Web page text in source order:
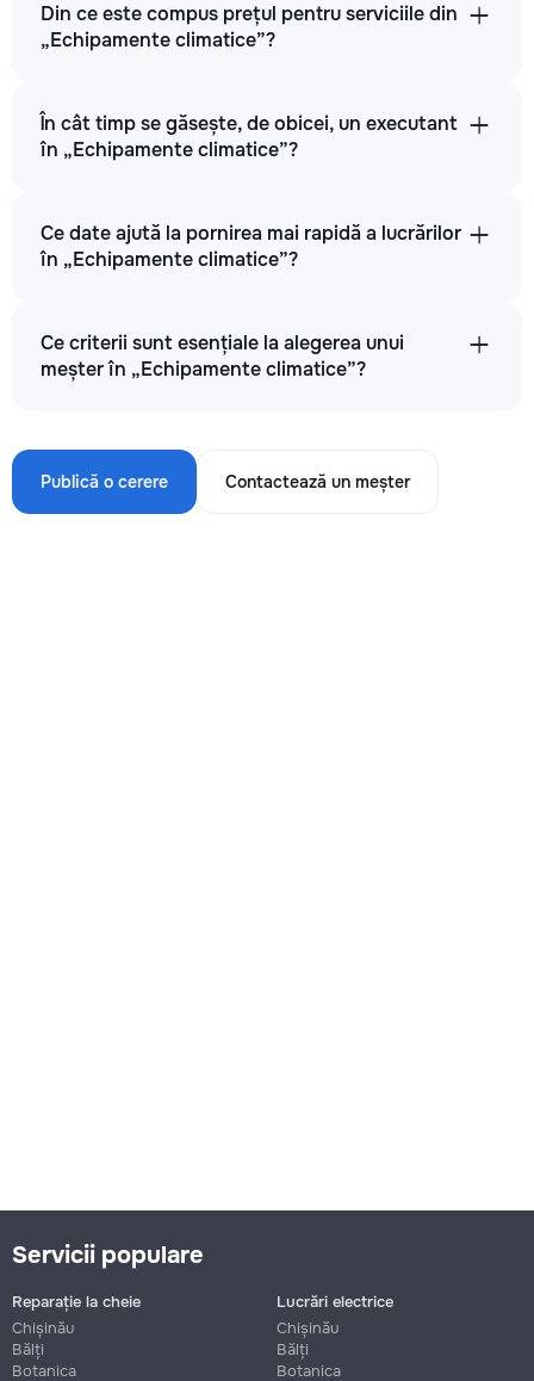
Din ce este compus prețul pentru serviciile din
„Echipamente climatice”?
În cât timp se găsește, de obicei, un executant
în „Echipamente climatice”?
Ce date ajută la pornirea mai rapidă a lucrărilor
în „Echipamente climatice”?
Ce criterii sunt esențiale la alegerea unui
meșter în „Echipamente climatice”?
Publică o cerere Contactează un meșter
Servicii populare
Reparație la cheie
Chișinău
Bălți
Botanica
Lucrări electrice
Chișinău
Bălți
Botanica